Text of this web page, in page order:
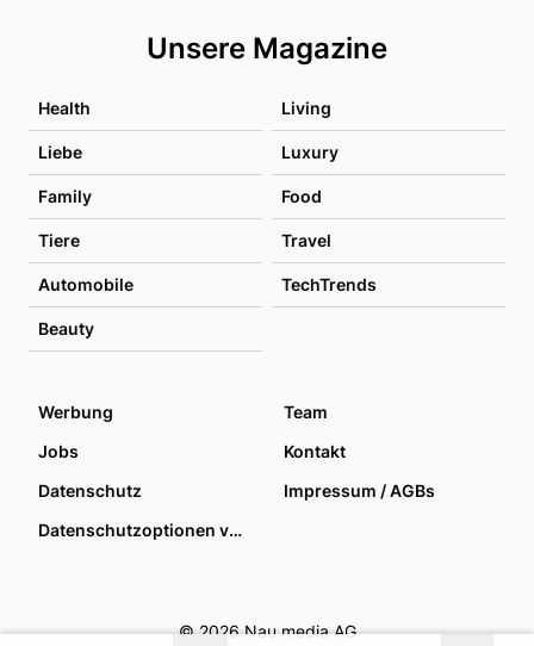
Unsere Magazine
Health Living
Liebe Luxury
Family Food
Tiere Travel
Automobile TechTrends
Beauty
Werbung
Team
Jobs
Kontakt
Datenschutz
Impressum / AGBs
Datenschutzoptionen verwalten
© 2026 Nau media AG